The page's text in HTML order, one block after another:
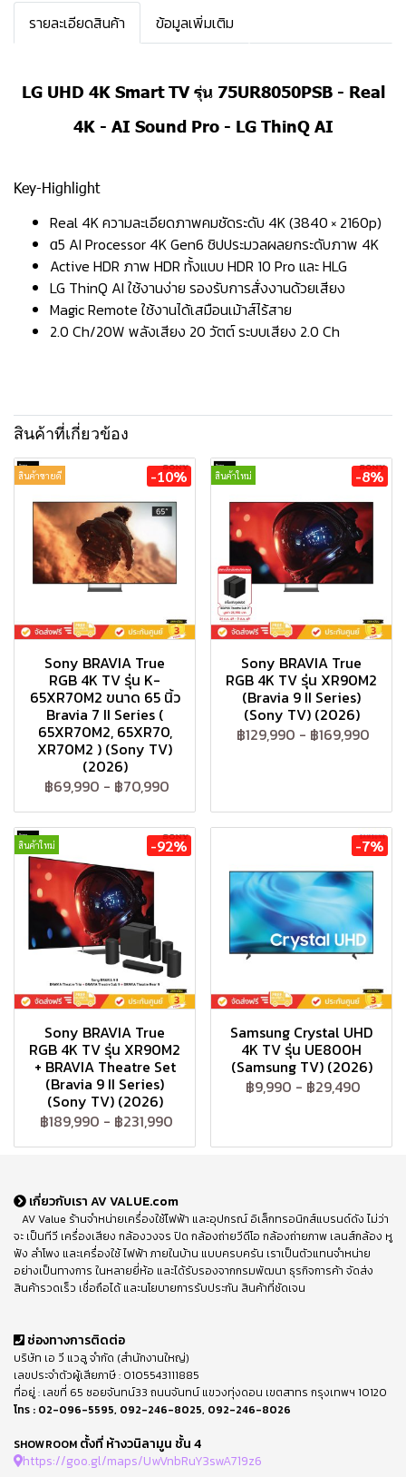
รายละเอียดสินค้า ข้อมูลเพิ่มเติม
LG UHD 4K Smart TV รุ่น 75UR8050PSB - Real
4K - AI Sound Pro - LG ThinQ AI
Key-Highlight
Real 4K ความละเอียดภาพคมชัดระดับ 4K (3840 × 2160p)
α5 AI Processor 4K Gen6 ชิปประมวลผลยกระดับภาพ 4K
Active HDR ภาพ HDR ทั้งแบบ HDR 10 Pro และ HLG
LG ThinQ AI ใช้งานง่าย รองรับการสั่งงานด้วยเสียง
Magic Remote ใช้งานได้เสมือนเม้าส์ไร้สาย
2.0 Ch/20W พลังเสียง 20 วัตต์ ระบบเสียง 2.0 Ch
สินค้าที่เกี่ยวข้อง
สินค้าขายดี -10%
Sony BRAVIA True
RGB 4K TV รุ่น K-
65XR70M2 ขนาด 65 นิ้ว
Bravia 7 II Series (
65XR70M2, 65XR70,
XR70M2 ) (Sony TV)
(2026)
฿69,990 - ฿70,990
สินค้าใหม่ -8%
Sony BRAVIA True
RGB 4K TV รุ่น XR90M2
(Bravia 9 II Series)
(Sony TV) (2026)
฿129,990 - ฿169,990
สินค้าใหม่ -92%
Sony BRAVIA True
RGB 4K TV รุ่น XR90M2
+ BRAVIA Theatre Set
(Bravia 9 II Series)
(Sony TV) (2026)
฿189,990 - ฿231,990
-7%
Samsung Crystal UHD
4K TV รุ่น UE800H
(Samsung TV) (2026)
฿9,990 - ฿29,490
เกี่ยวกับเรา AV VALUE.com
AV Value ร้านจำหน่ายเครื่องใช้ไฟฟ้า และอุปกรณ์ อิเล็กทรอนิกส์แบรนด์ดัง ไม่ว่า
จะ เป็นทีวี เครื่องเสียง กล้องวงจร ปิด กล้องถ่ายวีดีโอ กล้องถ่ายภาพ เลนส์กล้อง หู
ฟัง ลำโพง และเครื่องใช้ ไฟฟ้า ภายในบ้าน แบบครบครัน เราเป็นตัวแทนจำหน่าย
อย่างเป็นทางการ ในหลายยี่ห้อ และได้รับรองจากกรมพัฒนา ธุรกิจการค้า จัดส่ง
สินค้ารวดเร็ว เชื่อถือได้ และนโยบายการรับประกัน สินค้าที่ชัดเจน
ช่องทางการติดต่อ
บริษัท เอ วี แวลู จำกัด (สำนักงานใหญ่)
เลขประจำตัวผู้เสียภาษี : 0105543111885
ที่อยู่ : เลขที่ 65 ซอยจันทน์33 ถนนจันทน์ แขวงทุ่งดอน เขตสาทร กรุงเทพฯ 10120
โทร : 02-096-5595, 092-246-8025, 092-246-8026
SHOWROOM ตั้งที่ ห้างวนิลามูน ชั้น 4
https://goo.gl/maps/UwVnbRuY3swA719z6